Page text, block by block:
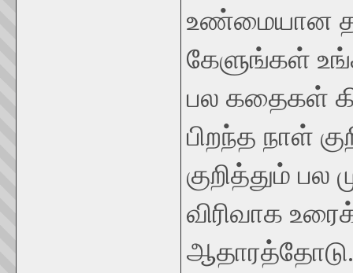
உண்மையான
கேளுங்கள்
பல கதைகள்
பிறந்த நாள்
குறித்தும்
விரிவாக